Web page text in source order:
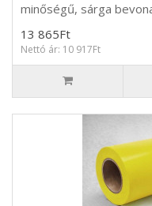
minőségű, sárga
13 865Ft
Nettó ár: 10 917Ft